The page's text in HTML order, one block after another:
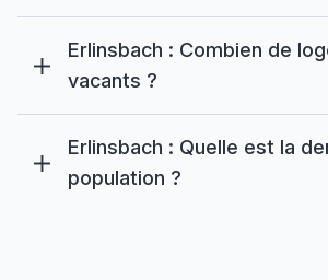
Erlinsbach : Combien de
vacants ?
Erlinsbach : Quelle est la
population ?